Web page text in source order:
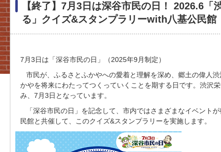
【終了】7月3日は深谷市民の日！ 2026.6「
る」クイズ&スタンプラリーwith八基公民館
7月3日は「深谷市民の日」（2025年9月制定）
市民が、ふるさとふかやへの愛着と理解を深め、郷土の偉人
かやを将来にわたってつくっていくことを期する日です。渋沢
み、7月3日となっています。
「深谷市民の日」を記念して、市内ではさまざまなイベント
民館と共催して、このクイズ&スタンプラリーを実施します。